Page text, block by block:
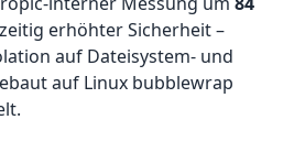
erhöhter Sicherheit –
auf Dateisystem- und
auf Linux bubblewrap